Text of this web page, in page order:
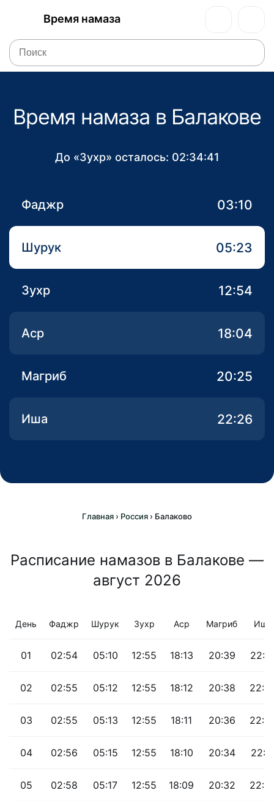
Время намаза
Время намаза в Балакове
До «Зухр» осталось: 02:34:41
Фаджр 03:10
Шурук 05:23
Зухр 12:54
Аср 18:04
Магриб 20:25
Иша 22:26
Главная › Россия › Балаково
Расписание намазов в Балакове —
август 2026
День Фаджр Шурук Зухр Аср Магриб Иша
01 02:54 05:10 12:55 18:13 20:39
02 02:55 05:12 12:55 18:12 20:38
03 02:55 05:13 12:55 18:11 20:36
04 02:56 05:15 12:55 18:10 20:34
05 02:58 05:17 12:55 18:09 20:32